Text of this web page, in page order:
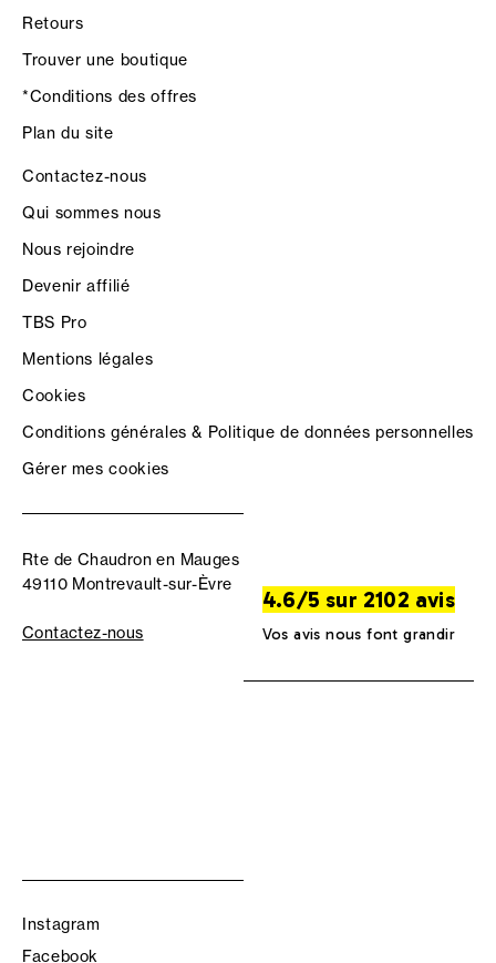
Retours
Trouver une boutique
*Conditions des offres
Plan du site
Contactez-nous
Qui sommes nous
Nous rejoindre
Devenir affilié
TBS Pro
Mentions légales
Cookies
Conditions générales & Politique de données personnelles
Gérer mes cookies
Rte de Chaudron en Mauges
49110 Montrevault-sur-Èvre
Contactez-nous
4.6/5 sur 2102 avis
Vos avis nous font grandir
Instagram
Facebook